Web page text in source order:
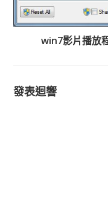
win7影片播放
發表迴響